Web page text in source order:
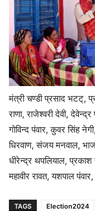
मंत्री चण्डी प्रसाद भटट्,
राणा, राजेश्वरी देवी,
गोविन्द पंवार, कुवर सिंह
धिरवाण, संजय मनवाल,
धीरेन्द्र थपलियाल, प्रकाश
महावीर रावत, यशपाल
TAGS Election2024